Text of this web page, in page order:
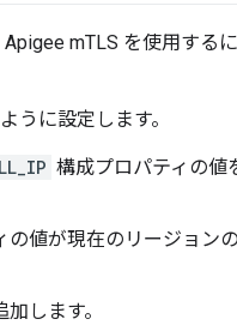
mTLS を使用する
うに設定します。
構成プロパティの値
の値が現在のリージョン
します。